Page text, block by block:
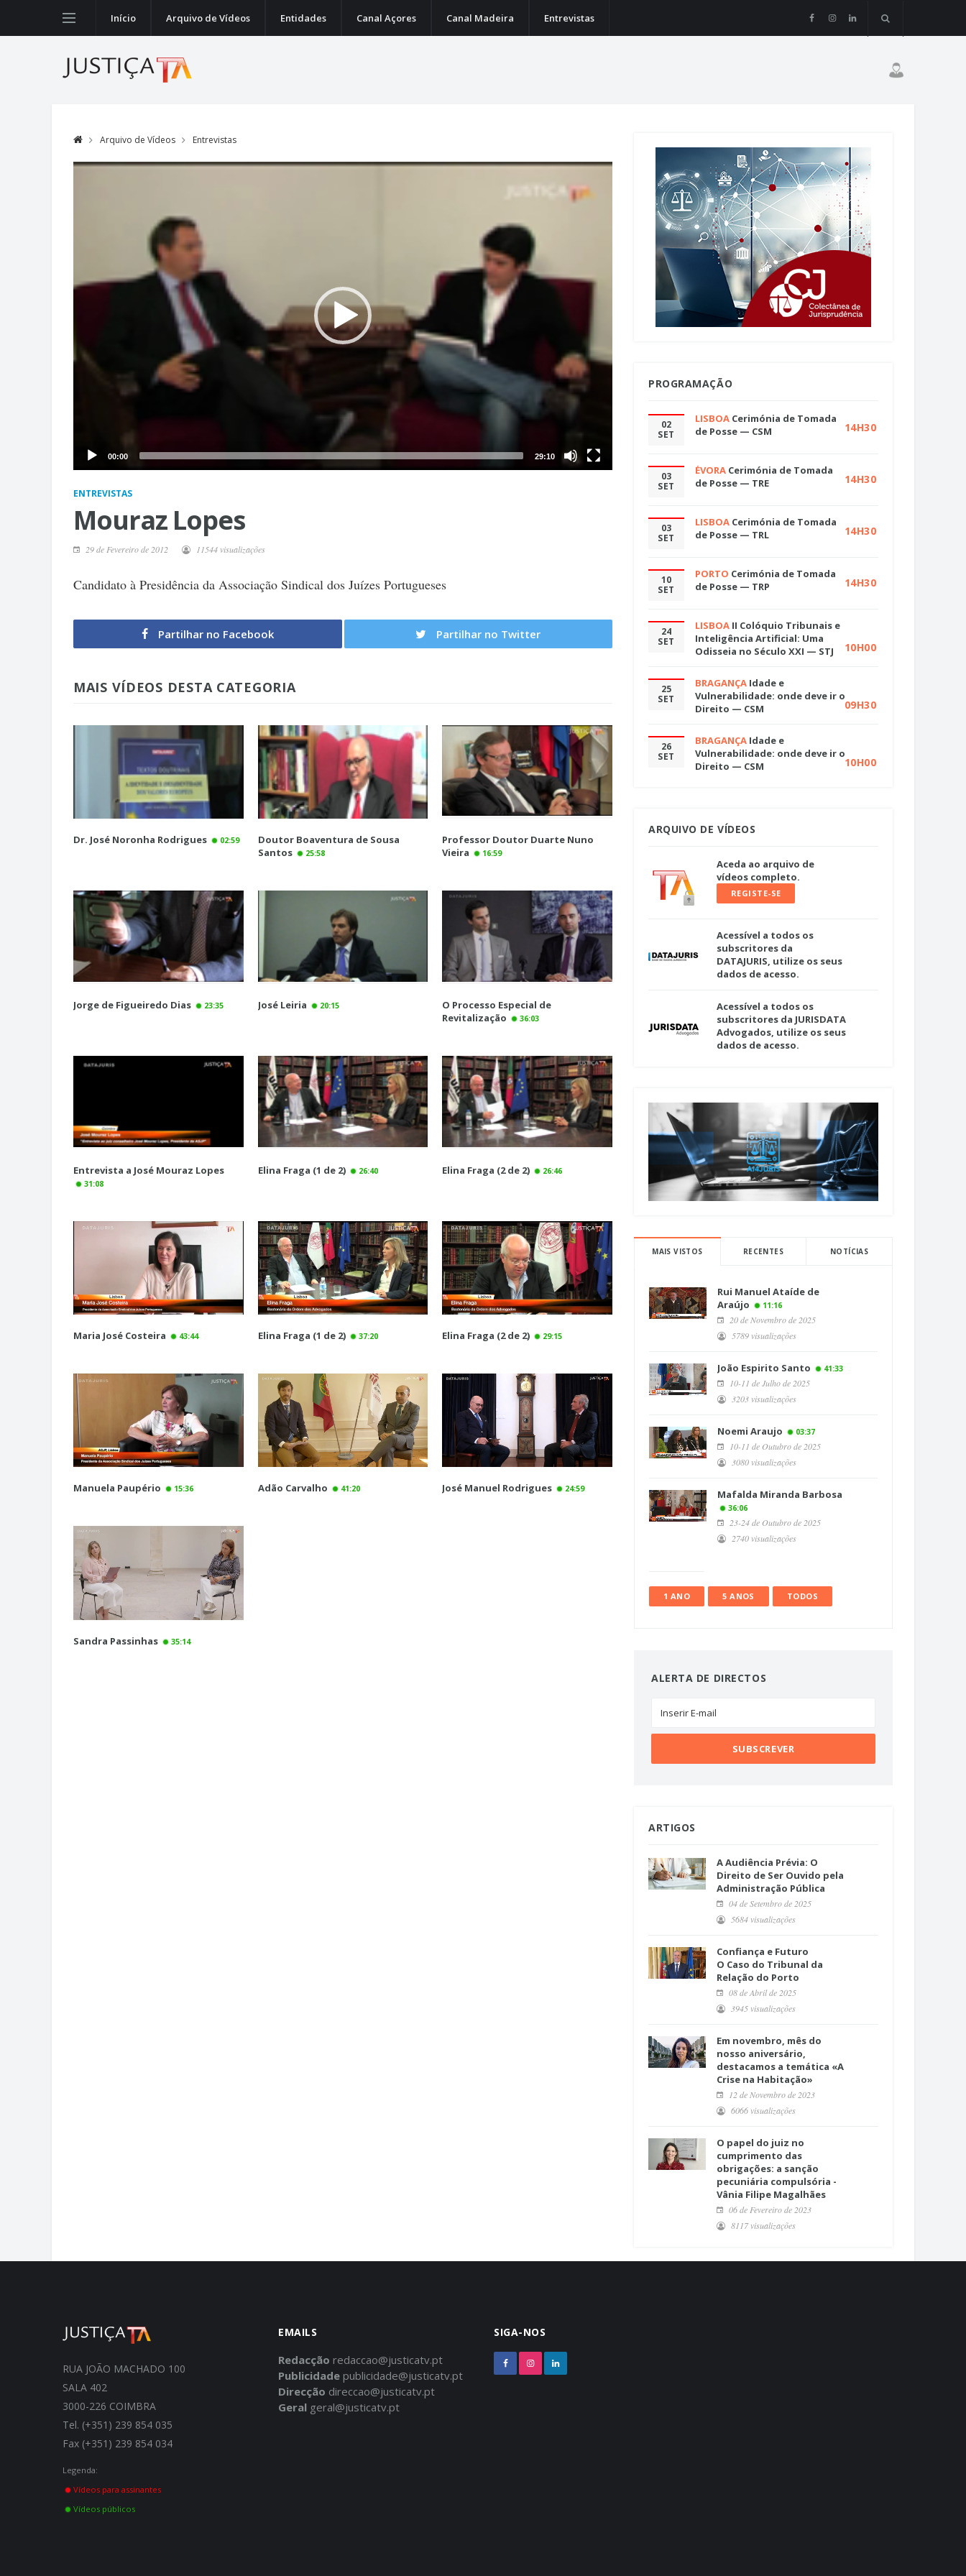
Início Arquivo de Vídeos Entidades Canal Açores Canal Madeira Entrevistas
Arquivo de Vídeos Entrevistas
Video
00:00 29:10
ENTREVISTAS
Mouraz Lopes
29 de Fevereiro de 2012 11544 visualizações
Candidato à Presidência da Associação Sindical dos Juízes Portugueses
Partilhar no Facebook Partilhar no Twitter
MAIS VÍDEOS DESTA CATEGORIA
Dr. José Noronha Rodrigues 02:59
Doutor Boaventura de Sousa
Santos
25:58
Professor Doutor Duarte Nuno
Vieira
16:59
Jorge de Figueiredo Dias 23:35 José Leiria 20:15
O Processo Especial de
Revitalização
36:03
Entrevista a José Mouraz Lopes
31:08
Elina Fraga (1 de 2) 26:40 Elina Fraga (2 de 2) 26:46
Maria José Costeira 43:44 Elina Fraga (1 de 2) 37:20 Elina Fraga (2 de 2) 29:15
Manuela Paupério 15:36 Adão Carvalho 41:20 José Manuel Rodrigues 24:59
Sandra Passinhas 35:14
PROGRAMAÇÃO
02
SET
LISBOA Cerimónia de Tomada
de Posse — CSM
14H30
03
SET
ÉVORA Cerimónia de Tomada
de Posse — TRE
14H30
03
SET
LISBOA Cerimónia de Tomada
de Posse — TRL
14H30
10
SET
PORTO Cerimónia de Tomada
de Posse — TRP
14H30
24
SET
LISBOA II Colóquio Tribunais e
Inteligência Artificial: Uma
Odisseia no Século XXI — STJ
10H00
25
SET
BRAGANÇA Idade e
Vulnerabilidade: onde deve ir o
Direito — CSM
09H30
26
SET
BRAGANÇA Idade e
Vulnerabilidade: onde deve ir o
Direito — CSM
10H00
ARQUIVO DE VÍDEOS
Aceda ao arquivo de
vídeos completo.
REGISTE-SE
Acessível a todos os
subscritores da
DATAJURIS, utilize os seus
dados de acesso.
Acessível a todos os
subscritores da JURISDATA
Advogados, utilize os seus
dados de acesso.
MAIS VISTOS RECENTES NOTÍCIAS
Rui Manuel Ataíde de
Araújo
11:16
20 de Novembro de 2025
5789 visualizações
João Espirito Santo 41:33
10-11 de Julho de 2025
3203 visualizações
Noemi Araujo 03:37
10-11 de Outubro de 2025
3080 visualizações
Mafalda Miranda Barbosa
36:06
23-24 de Outubro de 2025
2740 visualizações
1 ANO 5 ANOS TODOS
ALERTA DE DIRECTOS
ARTIGOS
A Audiência Prévia: O
Direito de Ser Ouvido pela
Administração Pública
04 de Setembro de 2025
5684 visualizações
Confiança e Futuro
O Caso do Tribunal da
Relação do Porto
08 de Abril de 2025
3945 visualizações
Em novembro, mês do
nosso aniversário,
destacamos a temática «A
Crise na Habitação»
12 de Novembro de 2023
6066 visualizações
O papel do juiz no
cumprimento das
obrigações: a sanção
pecuniária compulsória -
Vânia Filipe Magalhães
06 de Fevereiro de 2023
8117 visualizações
RUA JOÃO MACHADO 100
SALA 402
3000-226 COIMBRA
Tel. (+351) 239 854 035
Fax (+351) 239 854 034
Legenda:
Vídeos para assinantes
Vídeos públicos
EMAILS
Redacção redaccao@justicatv.pt
Publicidade publicidade@justicatv.pt
Direcção direccao@justicatv.pt
Geral geral@justicatv.pt
SIGA-NOS